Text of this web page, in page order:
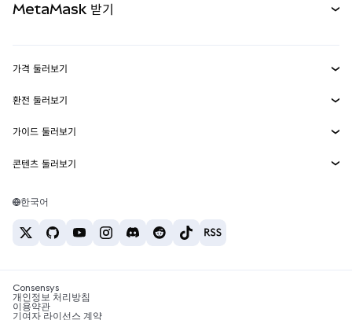
실물자산
MetaMask Connect
Snaps
웹3 서비스
MetaMask 받기
보안
고객 지원
채용
가격 둘러보기
이더리움 가격
솔라나 가격
테더 가격
환전 둘러보기
ETH를 USD로 환전
USDT를 INR로 환전
BTC를 INR로 환전
ETH를 USDT로 환전
가이드 둘러보기
ETH 매수
USDT 매수
SHIB 매수
BNB 매수
콘텐츠 둘러보기
솔라나 지갑
암호화폐 세금 뉴스
한국어
Consensys
개인정보 처리방침
이용약관
기여자 라이선스 계약